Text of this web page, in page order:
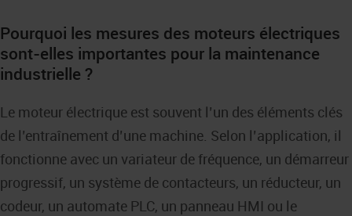
Pourquoi les mesures des moteurs électriques
sont-elles importantes pour la maintenance
industrielle ?
Le moteur électrique est souvent l’un des éléments clés
de l’entraînement d’une machine. Selon l’application, il
fonctionne avec un variateur de fréquence, un démarreur
progressif, un système de contacteurs, un réducteur, un
codeur, un automate PLC, un panneau HMI ou le